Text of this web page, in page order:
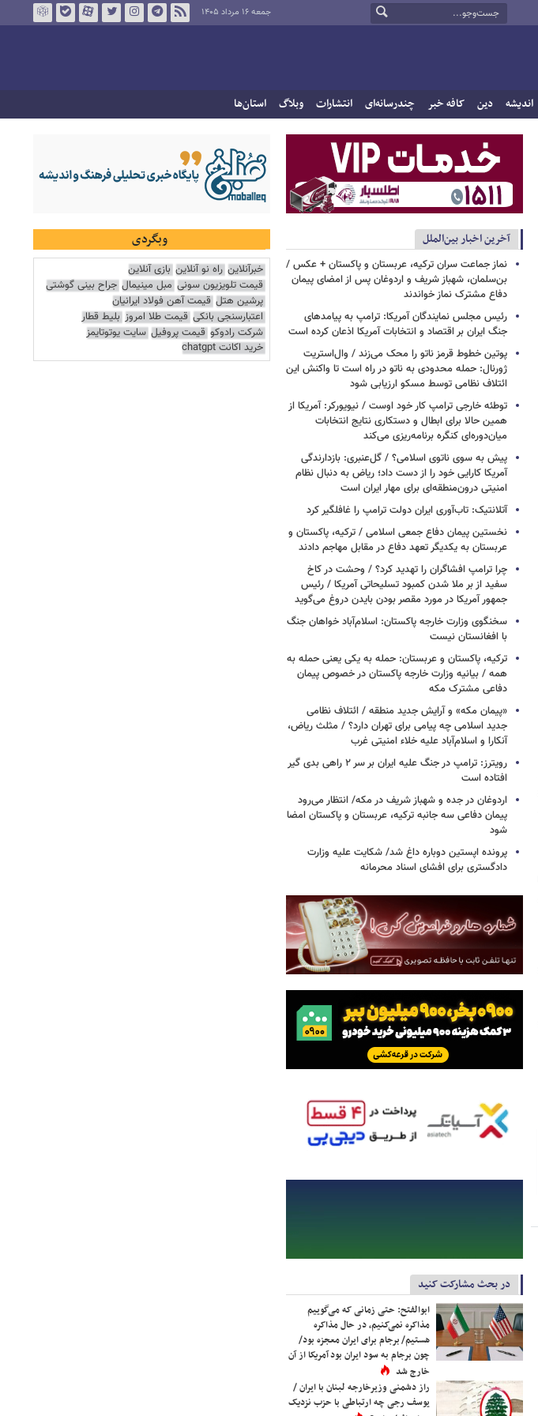
جمعه ۱۶ مرداد ۱۴۰۵
اندیشه دین کافه خبر چندرسانه‌ای انتشارات وبلاگ استان‌ها
آخرین اخبار بین‌الملل
نماز جماعت سران ترکیه، عربستان و پاکستان + عکس /
بن‌سلمان، شهباز شریف و اردوغان پس از امضای پیمان
دفاع مشترک نماز خواندند
رئیس مجلس نمایندگان آمریکا: ترامپ به پیامدهای
جنگ ایران بر اقتصاد و انتخابات آمریکا اذعان کرده است
پوتین خطوط قرمز ناتو را محک می‌زند / وال‌استریت
ژورنال: حمله محدودی به ناتو در راه است تا واکنش این
ائتلاف نظامی توسط مسکو ارزیابی شود
توطئه خارجی ترامپ کار خود اوست / نیویورکر: آمریکا از
همین حالا برای ابطال و دستکاری نتایج انتخابات
میان‌دوره‌ای کنگره برنامه‌ریزی می‌کند
پیش به سوی ناتوی اسلامی؟ / گل‌عنبری: بازدارندگی
آمریکا کارایی خود را از دست داد؛ ریاض به دنبال نظام
امنیتی درون‌منطقه‌ای برای مهار ایران است
آتلانتیک: تاب‌آوری ایران دولت ترامپ را غافلگیر کرد
نخستین پیمان دفاع جمعی اسلامی / ترکیه، پاکستان و
عربستان به یکدیگر تعهد دفاع در مقابل مهاجم دادند
چرا ترامپ افشاگران را تهدید کرد؟ / وحشت در کاخ
سفید از بر ملا شدن کمبود تسلیحاتی آمریکا / رئیس
جمهور آمریکا در مورد مقصر بودن بایدن دروغ می‌گوید
سخنگوی وزارت خارجه پاکستان: اسلام‌آباد خواهان جنگ
با افغانستان نیست
ترکیه، پاکستان و عربستان: حمله به یکی یعنی حمله به
همه / بیانیه وزارت خارجه پاکستان در خصوص پیمان
دفاعی مشترک مکه
«پیمان مکه» و آرایش جدید منطقه / ائتلاف نظامی
جدید اسلامی چه پیامی برای تهران دارد؟ / مثلث ریاض،
آنکارا و اسلام‌آباد علیه خلاء امنیتی غرب
رویترز: ترامپ در جنگ علیه ایران بر سر ۲ راهی بدی گیر
افتاده است
اردوغان در جده و شهباز شریف در مکه/ انتظار می‌رود
پیمان دفاعی سه جانبه ترکیه، عربستان و پاکستان امضا
شود
پرونده اپستین دوباره داغ شد/ شکایت علیه وزارت
دادگستری برای افشای اسناد محرمانه
در بحث مشارکت کنید
ابوالفتح: حتی زمانی که می‌گوییم
مذاکره نمی‌کنیم، در حال مذاکره
هستیم/ برجام برای ایران معجزه بود/
چون برجام به سود ایران بود آمریکا از آن
خارج شد
راز دشمنی وزیرخارجه لبنان با ایران /
یوسف رجی چه ارتباطی با حزب نزدیک
وبگردی
خبرآنلاین راه نو آنلاین بازی آنلاین
قیمت تلویزیون سونی مبل مینیمال جراح بینی گوشتی
پرشین هتل قیمت آهن فولاد ایرانیان
اعتبارسنجی بانکی قیمت طلا امروز بلیط قطار
شرکت رادوکو قیمت پروفیل سایت یوتوتایمز
خرید اکانت chatgpt